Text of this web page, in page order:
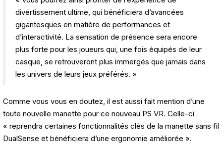
divertissement ultime, qui bénéficiera d’avancées
gigantesques en matière de performances et
d’interactivité. La sensation de présence sera encore
plus forte pour les joueurs qui, une fois équipés de leur
casque, se retrouveront plus immergés que jamais dans
les univers de leurs jeux préférés. »
Comme vous vous en doutez, il est aussi fait mention d’une
toute nouvelle manette pour ce nouveau PS VR. Celle-ci
« reprendra certaines fonctionnalités clés de la manette sans fil
DualSense et bénéficiera d’une ergonomie améliorée ».